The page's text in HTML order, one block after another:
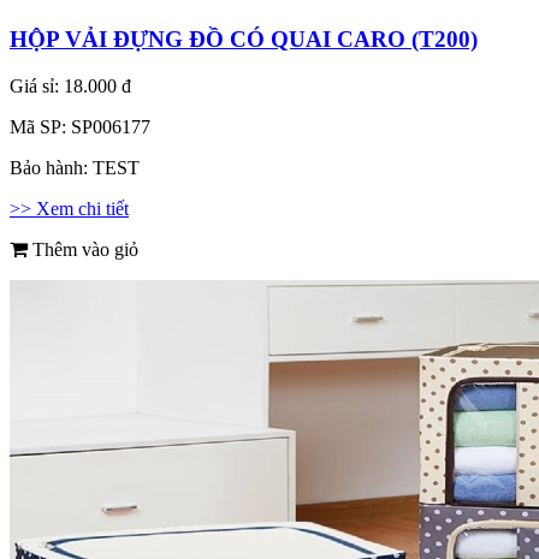
HỘP VẢI ĐỰNG ĐỒ CÓ QUAI CARO (T200)
Giá sỉ: 18.000 đ
Mã SP: SP006177
Bảo hành: TEST
>> Xem chi tiết
Thêm vào giỏ